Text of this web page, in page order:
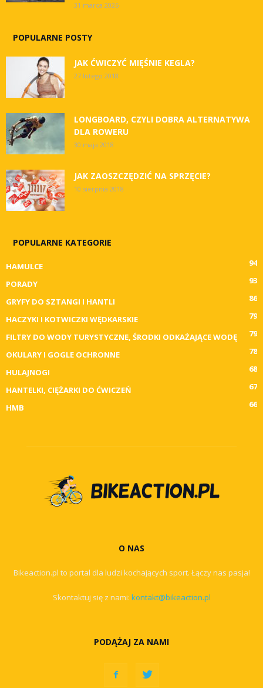
31 marca 2026
POPULARNE POSTY
JAK ĆWICZYĆ MIĘŚNIE KEGLA?
27 lutego 2018
LONGBOARD, CZYLI DOBRA ALTERNATYWA
DLA ROWERU
30 maja 2018
JAK ZAOSZCZĘDZIĆ NA SPRZĘCIE?
10 sierpnia 2018
POPULARNE KATEGORIE
HAMULCE
94
PORADY
93
GRYFY DO SZTANGI I HANTLI
86
HACZYKI I KOTWICZKI WĘDKARSKIE
79
FILTRY DO WODY TURYSTYCZNE, ŚRODKI ODKAŻAJĄCE WODĘ
79
OKULARY I GOGLE OCHRONNE
78
HULAJNOGI
68
HANTELKI, CIĘŻARKI DO ĆWICZEŃ
67
HMB
66
O NAS
Bikeaction.pl to portal dla ludzi kochających sport. Łączy nas pasja!
Skontaktuj się z nami: kontakt@bikeaction.pl
PODĄŻAJ ZA NAMI